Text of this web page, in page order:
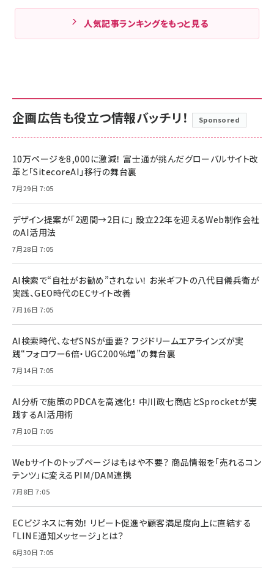
人気記事ランキングをもっと見る
企画広告も役立つ情報バッチリ！ Sponsored
10万ページを8,000に激減！ 富士通が挑んだグローバルサイト改
革と「SitecoreAI」移行の舞台裏
7月29日 7:05
デザイン提案が「2週間→2日に」 設立22年を迎えるWeb制作会社
のAI活用法
7月28日 7:05
AI検索で“自社がお勧め”されない！ お米ギフトの八代目儀兵衛が
実践、GEO時代のECサイト改善
7月16日 7:05
AI検索時代、なぜSNSが重要？ フジドリームエアラインズが実
践“フォロワー6倍・UGC200％増”の舞台裏
7月14日 7:05
AI分析で施策のPDCAを高速化！ 中川政七商店とSprocketが実
践するAI活用術
7月10日 7:05
Webサイトのトップページはもはや不要？ 商品情報を「売れるコン
テンツ」に変えるPIM/DAM連携
7月8日 7:05
ECビジネスに有効！ リピート促進や顧客満足度向上に直結する
「LINE通知メッセージ」とは？
6月30日 7:05